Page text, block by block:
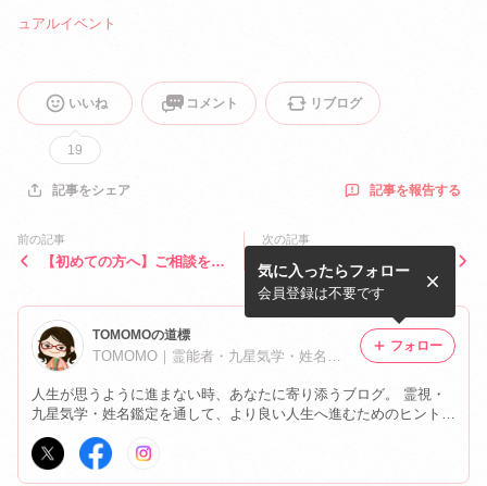
ュアルイベント
いいね
19
コメント リブログ
記事をシェア 記事を報告する
前の記事
【初めての方へ】ご相談をご
次の記事
【新企画】イベント限定『T
OMOMO Selection』が始ま
ります。
TOMOMOの道標
人生が思うように進まない時、あなたに寄り添うブログ。 霊視・
九星気学・姓名鑑定を通して、より良い人生へ進むためのヒントを
お届けしています。
気に入ったらフォロー
会員登録は不要です
フォロー